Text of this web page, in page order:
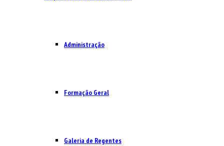
Administração
Formação Geral
Galeria de Regentes